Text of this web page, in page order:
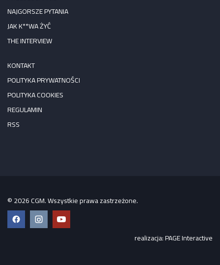
NAJGORSZE PYTANIA
JAK K**WA ŻYĆ
THE INTERVIEW
KONTAKT
POLITYKA PRYWATNOŚCI
POLITYKA COOKIES
REGULAMIN
RSS
© 2026 CGM. Wszystkie prawa zastrzeżone.
FacebookInstagramYouTube
realizacja:PAGE Interactive